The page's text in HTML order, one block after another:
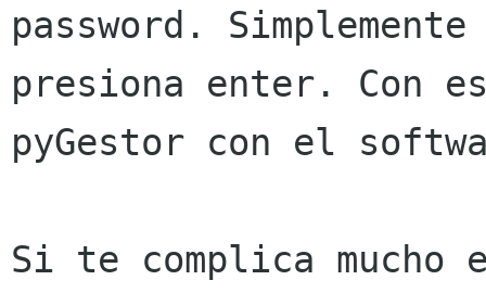
password.
presiona enter. Con
pyGestor con el
Si te complica mucho